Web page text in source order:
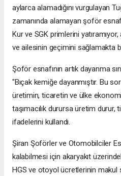
aylarca alamadığını vurgulayan
zamanında alamayan şoför
Kur ve SGK primlerini yatıramıyor,
ve ailesinin geçimini sağlamakta
Şoför esnafının artık dayanma
"Bıçak kemiğe dayanmıştır. Bu
üretimin, ticaretin ve ülke
taşımacılık durursa üretim durur,
ifadelerini kullandı.
Şiran Şoförler ve Otomobilciler
kalabilmesi için akaryakıt
HGS ve otoyol ücretlerinin